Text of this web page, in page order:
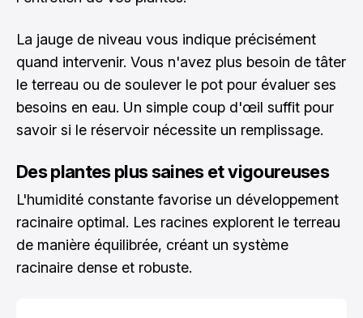
La jauge de niveau vous indique précisément
quand intervenir. Vous n'avez plus besoin de tâter
le terreau ou de soulever le pot pour évaluer ses
besoins en eau. Un simple coup d'œil suffit pour
savoir si le réservoir nécessite un remplissage.
Des plantes plus saines et vigoureuses
L'humidité constante favorise un développement
racinaire optimal. Les racines explorent le terreau
de manière équilibrée, créant un système
racinaire dense et robuste.